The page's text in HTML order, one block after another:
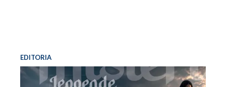
EDITORIA